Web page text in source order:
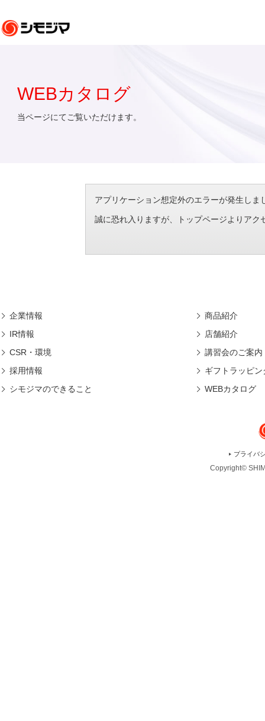
WEBカタログ
当ページにてご覧いただけます。
アプリケーション想定外のエラーが発生し
誠に恐れ入りますが、トップページよりアク
企業情報
IR情報
CSR・環境
採用情報
シモジマのできること
商品紹介
店舗紹介
講習会のご案内
ギフトラッピン
WEBカタログ
プライバ
Copyright©